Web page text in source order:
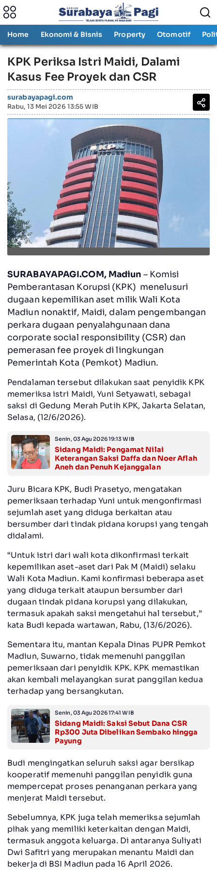
Home Ekonomi & Bisnis Property Otomotif
KPK Periksa Istri Maidi, Dalami
Kasus Fee Proyek dan CSR
surabayapagi.com
Rabu, 13 Mei 2026 13:55 WIB
SURABAYAPAGI.COM, Madiun – Komisi
Pemberantasan Korupsi (KPK) menelusuri
dugaan kepemilikan aset milik Wali Kota
Madiun nonaktif, Maidi, dalam pengembangan
perkara dugaan penyalahgunaan dana
corporate social responsibility (CSR) dan
pemerasan fee proyek di lingkungan
Pemerintah Kota (Pemkot) Madiun.
‎Pendalaman tersebut dilakukan saat penyidik KPK
memeriksa istri Maidi, Yuni Setyawati, sebagai
saksi di Gedung Merah Putih KPK, Jakarta Selatan,
Selasa, (12/6/2026).
Senin, 03 Agu 2026 19:13 WIB
Sidang Maidi: Pengamat Nilai
Keterangan Saksi Daffa dan Noer Aflah
Aneh dan Penuh Kejanggalan
‎Juru Bicara KPK, Budi Prasetyo, mengatakan
pemeriksaan terhadap Yuni untuk mengonfirmasi
sejumlah aset yang diduga berkaitan atau
bersumber dari tindak pidana korupsi yang tengah
didalami.
‎“Untuk istri dari wali kota dikonfirmasi terkait
kepemilikan aset-aset dari Pak M (Maidi) selaku
Wali Kota Madiun. Kami konfirmasi beberapa aset
yang diduga terkait ataupun bersumber dari
dugaan tindak pidana korupsi yang dilakukan,
termasuk apakah saksi mengetahui hal tersebut,”
kata Budi kepada wartawan, Rabu, (13/6/2026).
‎Sementara itu, mantan Kepala Dinas PUPR Pemkot
Madiun, Suwarno, tidak memenuhi panggilan
pemeriksaan dari penyidik KPK. KPK memastikan
akan kembali melayangkan surat panggilan kedua
terhadap yang bersangkutan.
Senin, 03 Agu 2026 17:41 WIB
Sidang Maidi: Saksi Sebut Dana CSR
Rp300 Juta Dibelikan Sembako hingga
Payung
‎Budi mengingatkan seluruh saksi agar bersikap
kooperatif memenuhi panggilan penyidik guna
mempercepat proses penanganan perkara yang
menjerat Maidi tersebut.
‎Sebelumnya, KPK juga telah memeriksa sejumlah
pihak yang memiliki keterkaitan dengan Maidi,
termasuk anggota keluarga. Di antaranya Suliyati
Dwi Safitri yang merupakan menantu Maidi dan
bekerja di BSI Madiun pada 16 April 2026.